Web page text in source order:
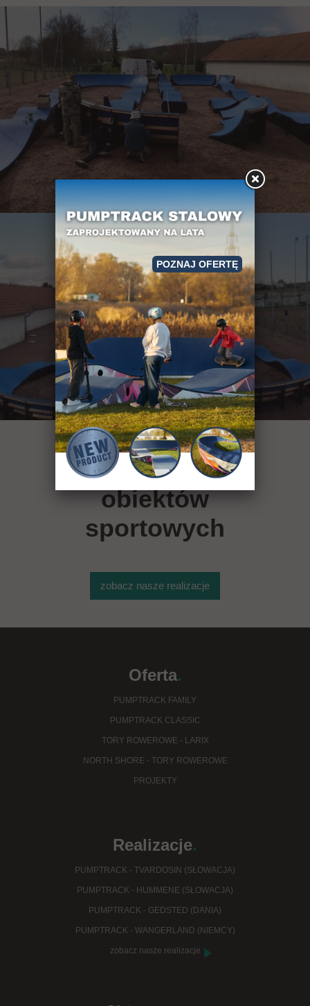
ponad 400
obiektów
sportowych
zobacz nasze realizacje
Oferta.
PUMPTRACK FAMILY
PUMPTRACK CLASSIC
TORY ROWEROWE - LARIX
NORTH SHORE - TORY ROWEROWE
PROJEKTY
Realizacje.
PUMPTRACK - TVARDOSIN (SŁOWACJA)
PUMPTRACK - HUMMENE (SŁOWACJA)
PUMPTRACK - GEDSTED (DANIA)
PUMPTRACK - WANGERLAND (NIEMCY)
zobacz nasze realizacje
POZNAJ OFERTĘ